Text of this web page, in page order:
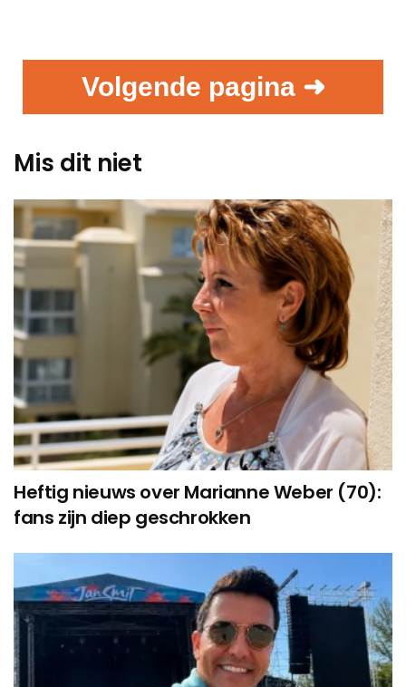
Volgende pagina ➜
Mis dit niet
Heftig nieuws over Marianne Weber (70):
fans zijn diep geschrokken